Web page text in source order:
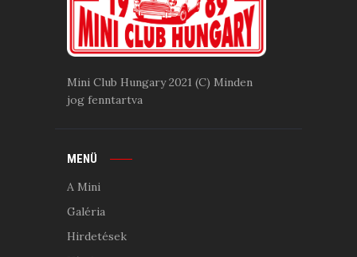
Mini Club Hungary 2021 (C) Minden
jog fenntartva
MENÜ
A Mini
Galéria
Hirdetések